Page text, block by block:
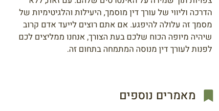
הדרכה וליווי של עורך דין מוסמך, היעילות והלגיטימיות של
מסמך זה עלולה להיפגע. אם אתם רוצים לייעד אדם קרוב
שיהיה מיופה הכוח שלכם בעת הצורך, אנחנו ממליצים לכם
לפנות לעורך דין מנוסה המתמחה בתחום זה.
מאמרים נוספים